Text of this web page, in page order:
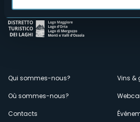
Menù
secondario
Qui sommes-nous?
Où sommes-nous?
Contacts
Vins &